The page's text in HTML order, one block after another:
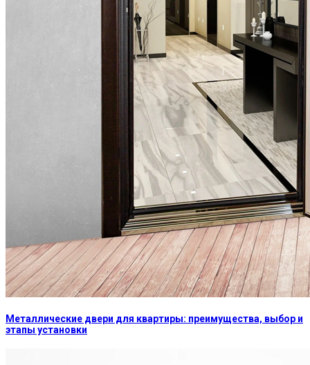
Металлические двери для квартиры: преимущества, выбор и
этапы установки